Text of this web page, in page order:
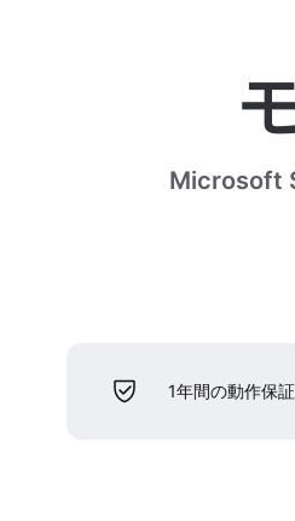
Microsoft
1年間の動作保証